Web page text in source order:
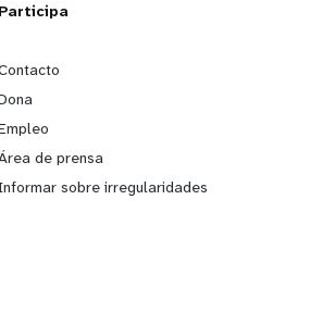
G
Participa
de prensa
sobre irregularidades